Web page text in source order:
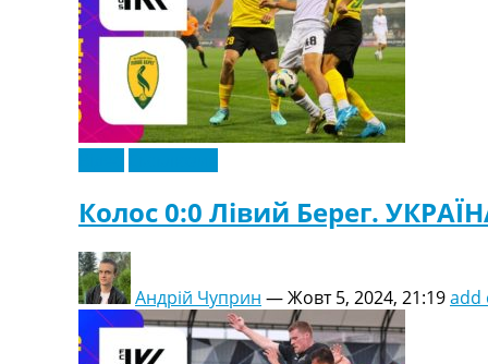
Колос 0:0 Лівий Берег.
Андрій Чуприн —Жовт 5, 2024, 21:19add